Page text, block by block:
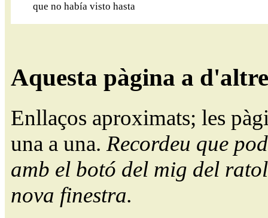
que no había visto hasta
Aquesta pàgina a
Enllaços aproximats; les
una a una. Recordeu que
amb el botó del mig del
nova finestra.